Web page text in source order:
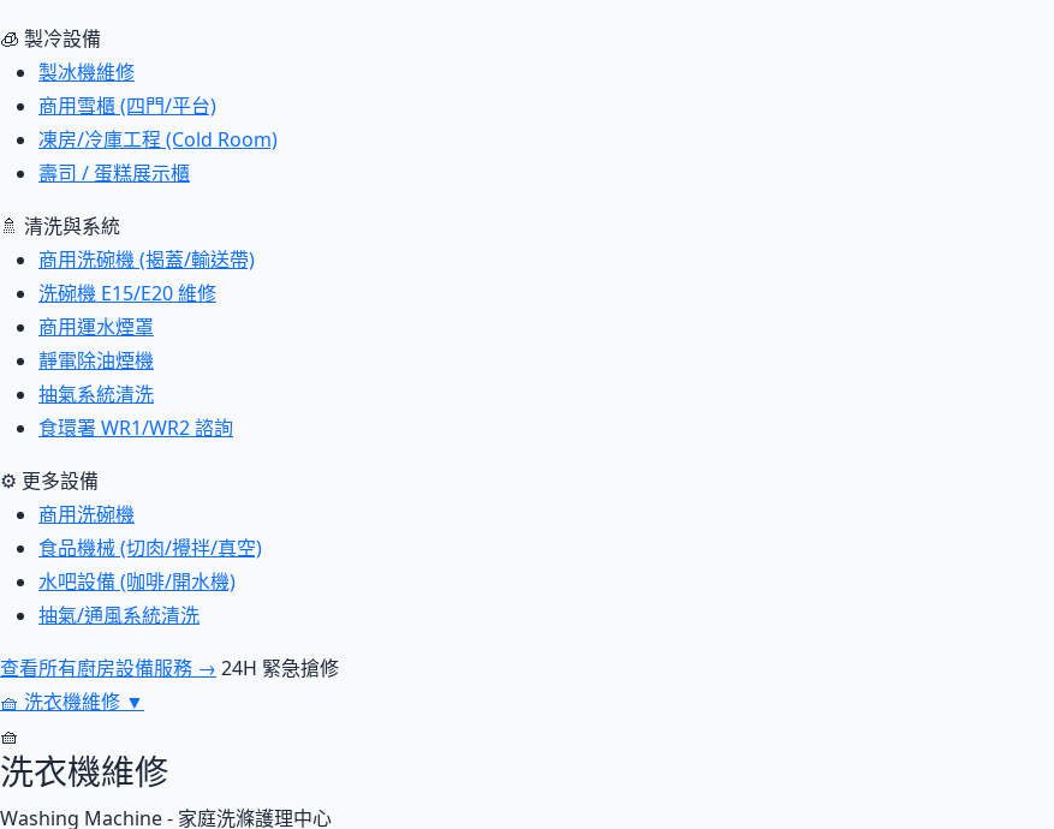
🧊 製冷設備
製冰機維修
商用雪櫃 (四門/平台)
凍房/冷庫工程 (Cold Room)
壽司 / 蛋糕展示櫃
🚿 清洗與系統
商用洗碗機 (揭蓋/輸送帶)
洗碗機 E15/E20 維修
商用運水煙罩
靜電除油煙機
抽氣系統清洗
食環署 WR1/WR2 諮詢
⚙ 更多設備
商用洗碗機
食品機械 (切肉/攪拌/真空)
水吧設備 (咖啡/開水機)
抽氣/通風系統清洗
查看所有廚房設備服務 → 24H 緊急搶修
🧺 洗衣機維修 ▼
🧺
洗衣機維修
Washing Machine - 家庭洗滌護理中心